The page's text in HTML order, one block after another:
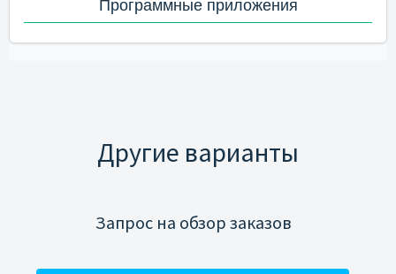
Программные приложения
Другие варианты
Запрос на обзор заказов